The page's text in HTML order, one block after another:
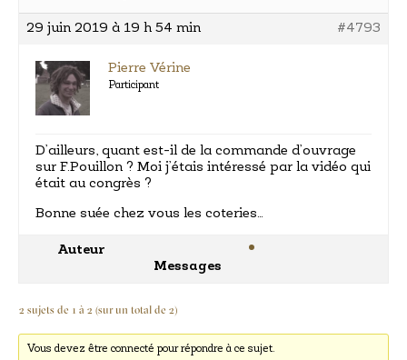
29 juin 2019 à 19 h 54 min #4793
Pierre Vérine
Participant
D’ailleurs, quant est-il de la commande d’ouvrage
sur F.Pouillon ? Moi j’étais intéressé par la vidéo qui
était au congrès ?
Bonne suée chez vous les coteries…
Auteur
Messages
2 sujets de 1 à 2 (sur un total de 2)
Vous devez être connecté pour répondre à ce sujet.